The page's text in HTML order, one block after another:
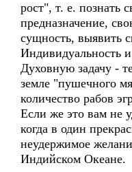
рост", т. е. познать
предназначение,
сущность, выявить
Индивидуальность
Духовную задачу -
земле "пушечного
количество рабов
Если же это вам не
когда в один
неудержимое
Индийском Океане.